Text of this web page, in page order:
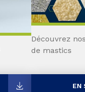
Découvrez
de mastics
EN